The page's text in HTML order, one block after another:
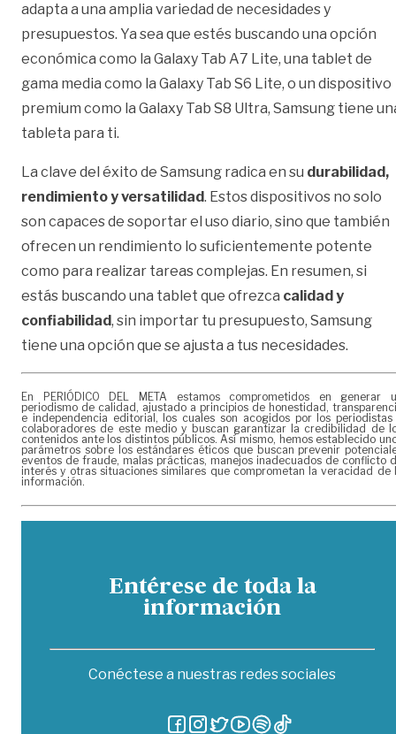
adapta a una amplia variedad de necesidades y
presupuestos. Ya sea que estés buscando una opción
económica como la Galaxy Tab A7 Lite, una tablet de
gama media como la Galaxy Tab S6 Lite, o un dispositivo
premium como la Galaxy Tab S8 Ultra, Samsung tiene
tableta para ti.
La clave del éxito de Samsung radica en su durabilidad,
rendimiento y versatilidad. Estos dispositivos no solo
son capaces de soportar el uso diario, sino que también
ofrecen un rendimiento lo suficientemente potente
como para realizar tareas complejas. En resumen, si
estás buscando una tablet que ofrezca calidad y
confiabilidad, sin importar tu presupuesto, Samsung
tiene una opción que se ajusta a tus necesidades.
En PERIÓDICO DEL META estamos comprometidos en generar
periodismo de calidad, ajustado a principios de honestidad,
e independencia editorial, los cuales son acogidos por los periodistas
colaboradores de este medio y buscan garantizar la credibilidad de
contenidos ante los distintos públicos. Así mismo, hemos establecido
parámetros sobre los estándares éticos que buscan prevenir
eventos de fraude, malas prácticas, manejos inadecuados de conflicto
interés y otras situaciones similares que comprometan la veracidad de
información.
Entérese de toda la
información
Conéctese a nuestras redes sociales